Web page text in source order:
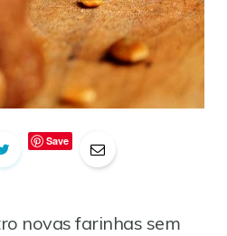
Save
novas farinhas sem